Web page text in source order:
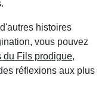
histoires
vous pouvez
du Fils prodigue,
réflexions aux plus